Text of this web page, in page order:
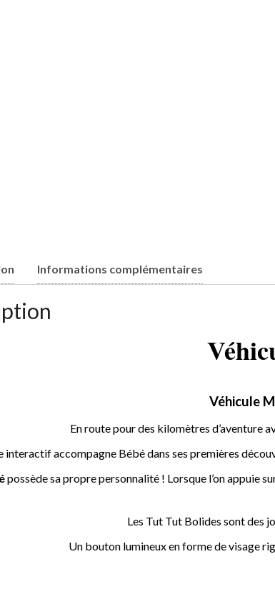
Informations complémentaires
Véhicule
En route pour des kilomètres d’aventure
interactif accompagne Bébé dans ses premières
possède sa propre personnalité ! Lorsque l’on appuie
Les Tut Tut Bolides sont des
Un bouton lumineux en forme de visage